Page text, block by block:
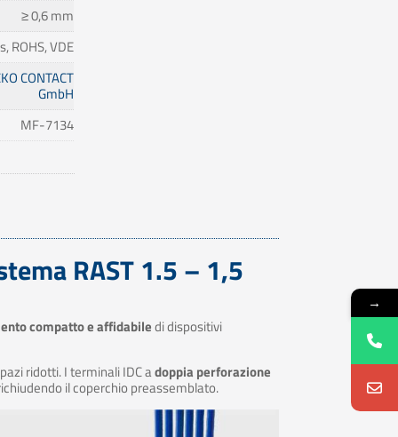
≥ 0,6 mm
ROHS, VDE
CONTACT
GmbH
MF-7134
RAST 1.5 – 1,5
compatto e affidabiledi dispositivi
ridotti. I terminali IDC adoppia perforazione
il coperchio preassemblato.
→